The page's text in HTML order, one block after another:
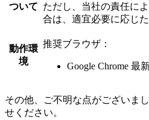
ついて ただし、当社の責任に
合は、適宜必要に応じ
動作環
境
推奨ブラウザ：
Google Chrome 最
その他、ご不明な点がございま
せください。